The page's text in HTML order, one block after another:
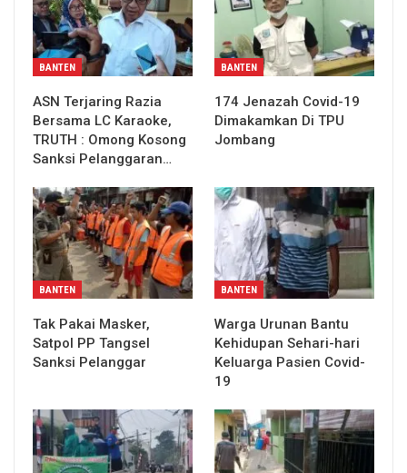
BANTEN
ASN Terjaring Razia
Bersama LC Karaoke,
TRUTH : Omong Kosong
Sanksi Pelanggaran…
BANTEN
174 Jenazah Covid-19
Dimakamkan Di TPU
Jombang
BANTEN
Tak Pakai Masker,
Satpol PP Tangsel
Sanksi Pelanggar
BANTEN
Warga Urunan Bantu
Kehidupan Sehari-hari
Keluarga Pasien Covid-
19